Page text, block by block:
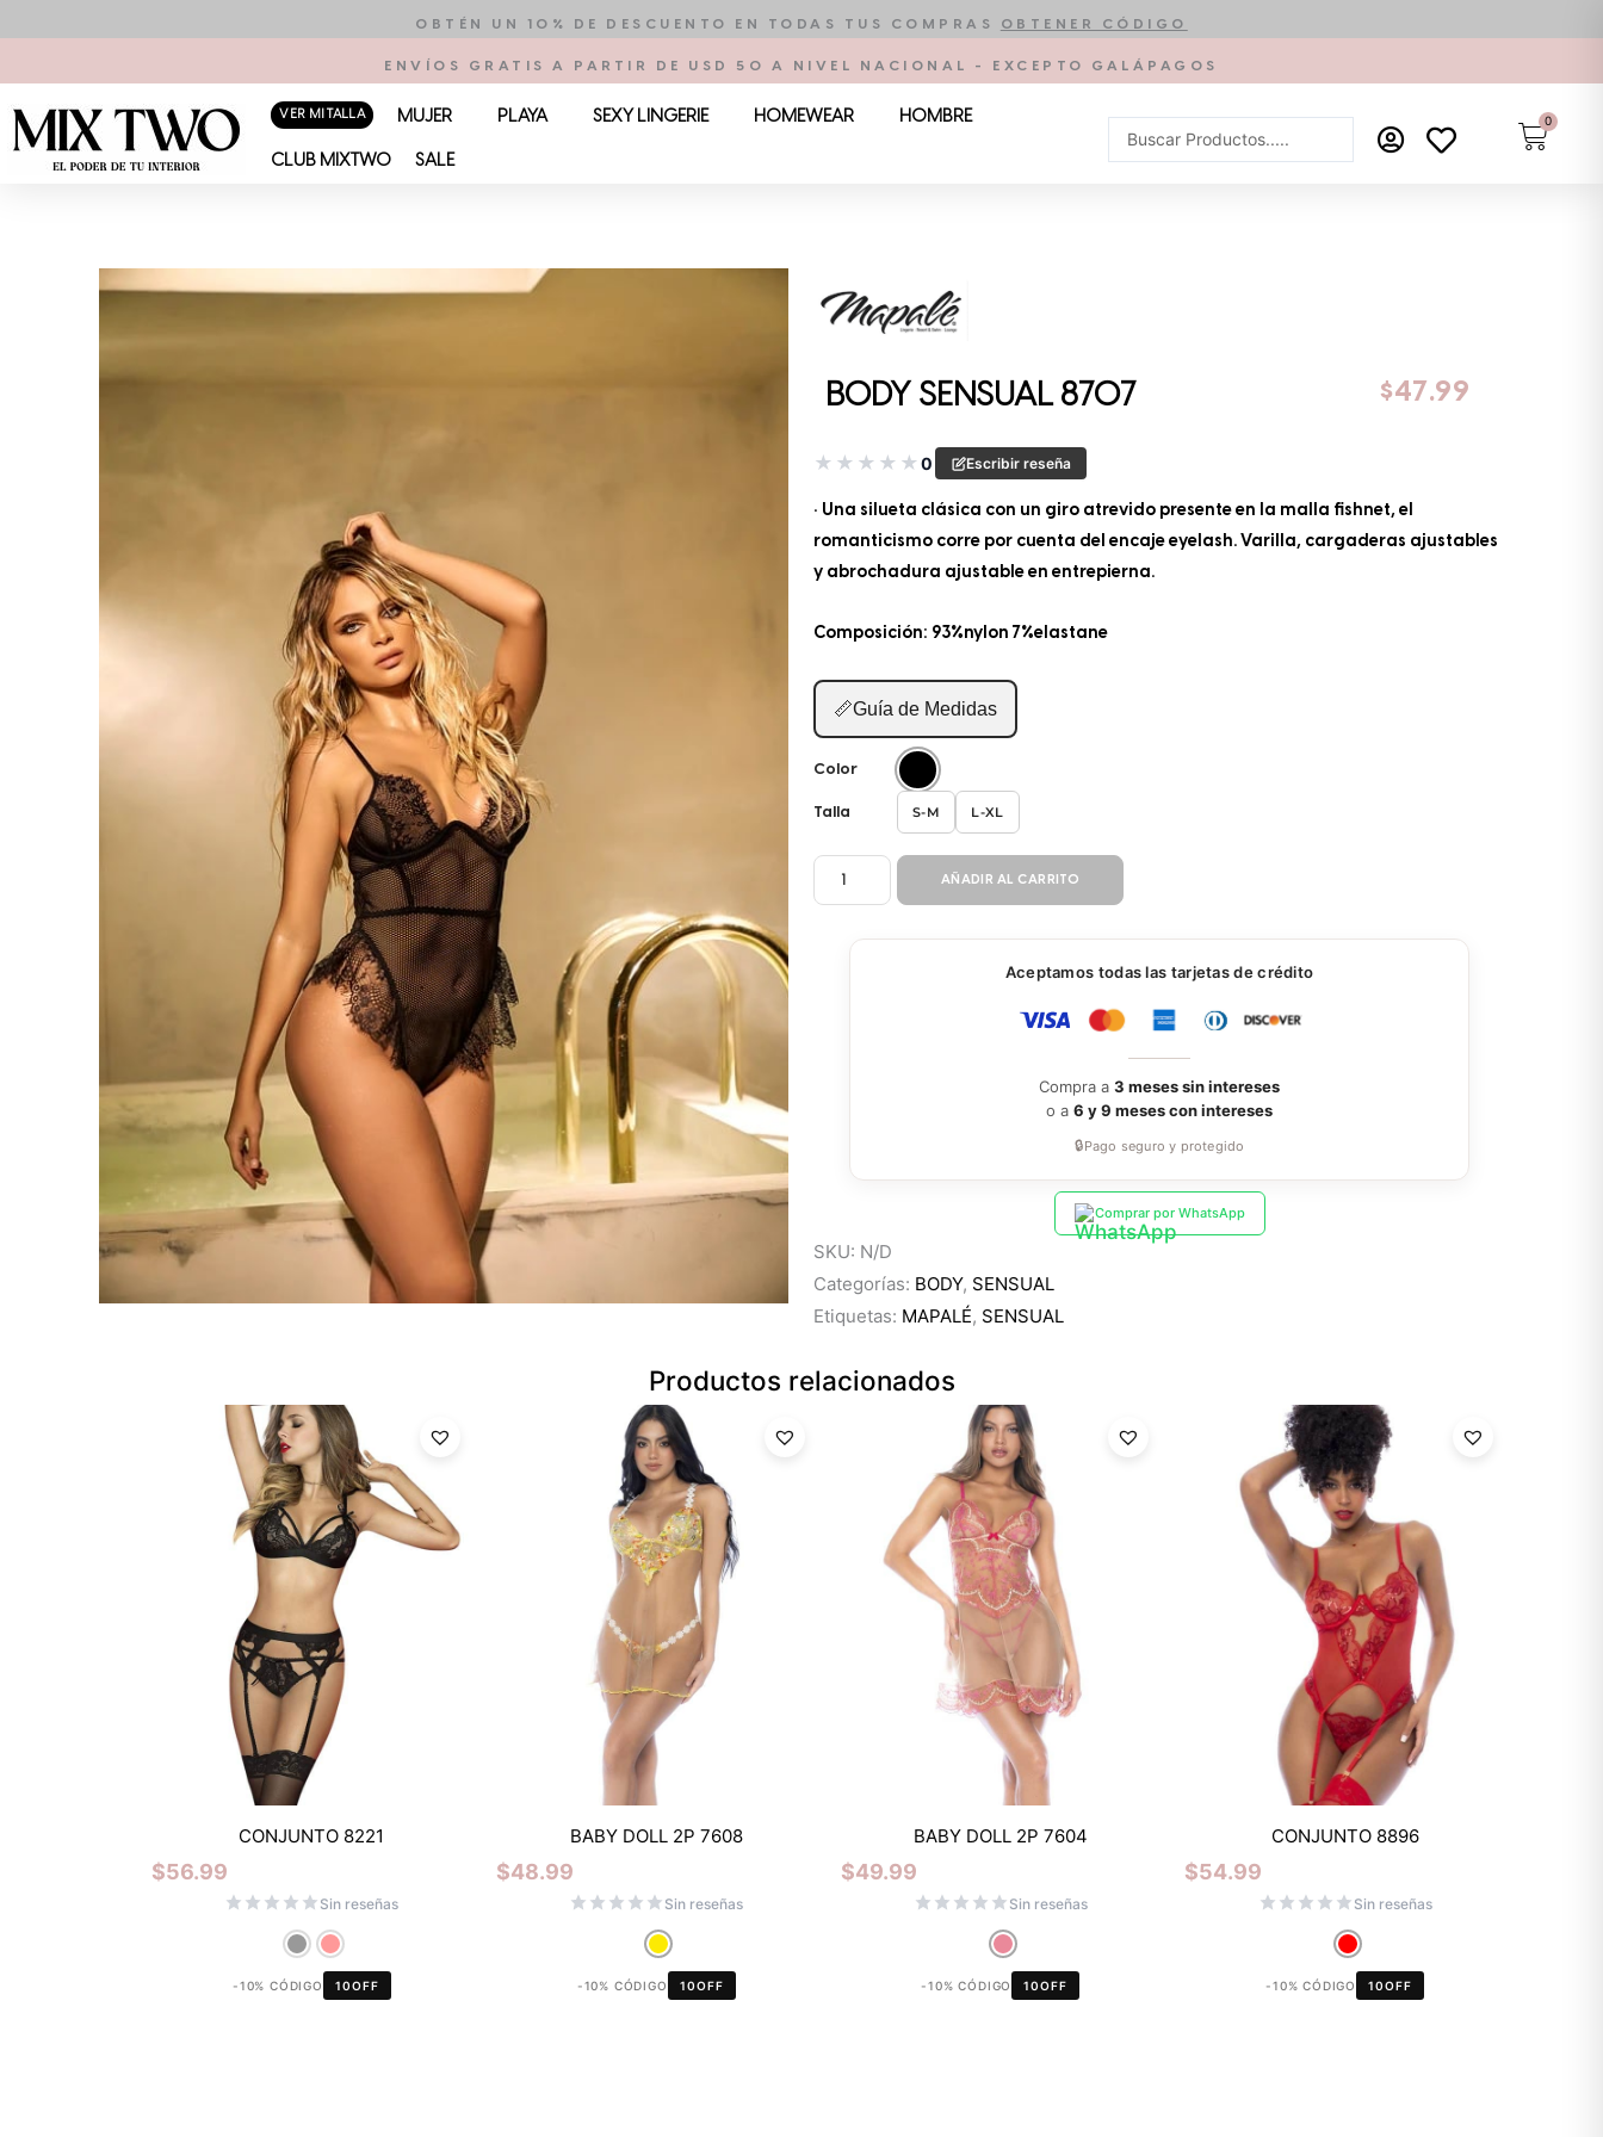
contenido
OBTÉN UN 10% DE DESCUENTO EN TODAS TUS COMPRAS OBTENER CÓDIGO
ENVÍOS GRATIS A PARTIR DE USD 50 A NIVEL NACIONAL - EXCEPTO GALÁPAGOS
VER MI TALLA MUJER PLAYA SEXY LINGERIE HOMEWEAR HOMBRE
CLUB MIXTWO SALE
Search
...
0
BODY SENSUAL 8707 $47.99
★ ★ ★ ★ ★0 Escribir reseña
• Una silueta clásica con un giro atrevido presente en la malla fishnet, el
romanticismo corre por cuenta del encaje eyelash. Varilla, cargaderas ajustables
y abrochadura ajustable en entrepierna.
Composición: 93%nylon 7%elastane
📏Guía de Medidas
Color
Talla S-M L-XL
BODY
SENSUAL
8707
AÑADIR AL CARRITO
Aceptamos todas las tarjetas de crédito
Compra a 3 meses sin intereses
o a 6 y 9 meses con intereses
🔒Pago seguro y protegido
Comprar por WhatsApp
SKU: N/D
Categorías: BODY, SENSUAL
Etiquetas: MAPALÉ, SENSUAL
Productos relacionados
CONJUNTO 8221
$56.99
Sin reseñas
-10% CÓDIGO 10OFF
BABY DOLL 2P 7608
$48.99
Sin reseñas
-10% CÓDIGO 10OFF
BABY DOLL 2P 7604
$49.99
Sin reseñas
-10% CÓDIGO 10OFF
CONJUNTO 8896
$54.99
Sin reseñas
-10% CÓDIGO 10OFF
Mixtwo - Lencería y Ropa
Gracias por visitarnos. Te asesoramos